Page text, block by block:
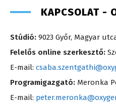
KAPCSOLAT -
Stúdió: 9023 Győr, Magyar
Felelős online szerkesztő:
E-mail:
Programigazgató: Meronka
E-mail: